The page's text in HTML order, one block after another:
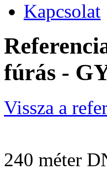
Kapcsolat
fúrás -
Vissza a
240 méter